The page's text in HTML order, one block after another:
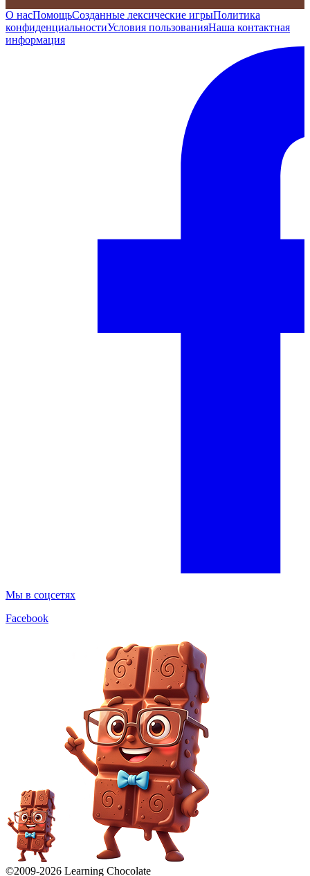
О насПомощьСозданные лексические игрыПолитика
конфиденциальностиУсловия пользованияНаша контактная
информация
Мы в соцсетях
Facebook
©2009-2026 Learning Chocolate